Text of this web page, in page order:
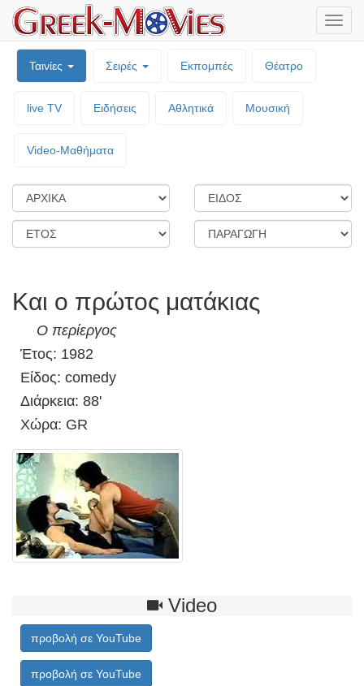
Ταινίες Σειρές Εκπομπές Θέατρο
live TV Ειδήσεις Αθλητικά Μουσική
Video-Mαθήματα
Και ο πρώτος ματάκιας
Ο περίεργος
Έτος: 1982
Είδος: comedy
Διάρκεια: 88'
Χώρα: GR
Video
προβολή σε YouTube
προβολή σε YouTube